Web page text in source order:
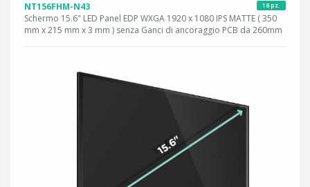
18 pz.
NT156FHM-N43
Schermo 15.6" LED Panel EDP WXGA 1920 x 1080 IPS MATTE ( 350
mm x 215 mm x 3 mm ) senza Ganci di ancoraggio PCB da 260mm